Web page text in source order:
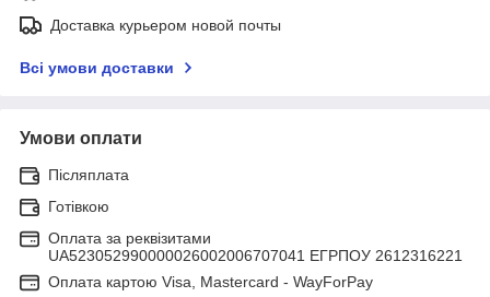
Доставка курьером новой почты
Всі умови доставки
Умови оплати
Післяплата
Готівкою
Оплата за реквізитами
UA523052990000026002006707041 ЕГРПОУ 2612316221
Оплата картою Visa, Mastercard - WayForPay